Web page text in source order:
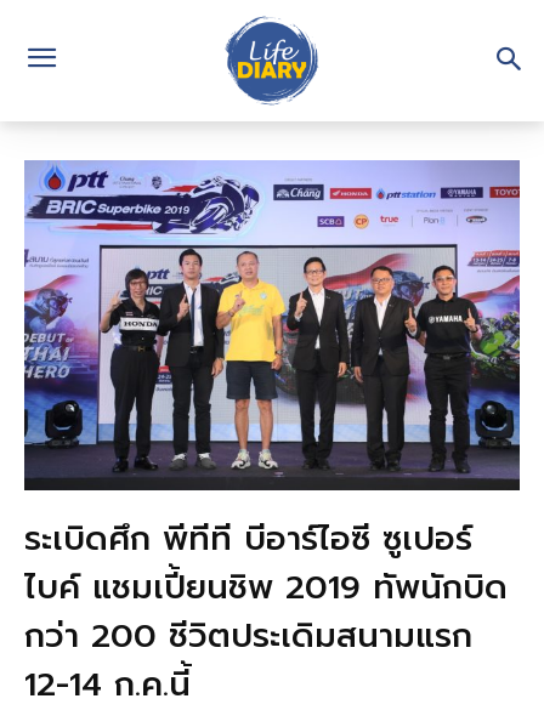
ระเบิดศึก พีทีที บีอาร์ไอซี ซูเปอร์
ไบค์ แชมเปี้ยนชิพ 2019 ทัพนักบิด
กว่า 200 ชีวิตประเดิมสนามแรก
12-14 ก.ค.นี้